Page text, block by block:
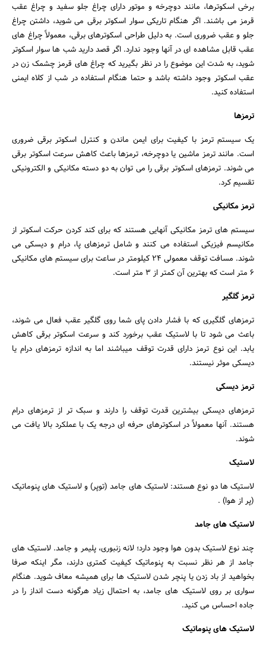
برخی اسکوترها، مانند دوچرخه و موتور دارای چراغ جلو سفید و چراغ عقب
قرمز می باشند. اگر هنگام تاریکی سوار اسکوتر برقی می شوید، داشتن چراغ
جلو و عقب ضروری است. به دلیل طراحی اسکوترهای برقی، معمولاً چراغ های
عقب قابل مشاهده ای در آنها وجود ندارد. اگر قصد دارید شب ها سوار اسکوتر
شوید، به شدت این موضوع را در نظر بگیرید که چراغ های قرمز چشمک زن در
عقب اسکوتر وجود داشته باشد و حتما هنگام استفاده در شب از کلاه ایمنی
استفاده کنید.
ترمزها
یک سیستم ترمز با کیفیت برای ایمن ماندن و کنترل اسکوتر برقی ضروری
است. مانند ترمز ماشین یا دوچرخه، ترمزها باعث کاهش سرعت اسکوتر برقی
می شوند. ترمزهای اسکوتر برقی را می توان به دو دسته مکانیکی و الکترونیکی
تقسیم کرد.
ترمز مکانیکی
سیستم های ترمز مکانیکی آنهایی هستند که برای کند کردن حرکت اسکوتر از
مکانیسم فیزیکی استفاده می کنند و شامل ترمزهای پا، درام و دیسکی می
شوند. مسافت توقف معمولی ۲۴ کیلومتر در ساعت برای سیستم های مکانیکی
۶ متر است که بهترین آن کمتر از ۳ متر است.
ترمز گلگیر
ترمزهای گلگیری که با فشار دادن پای شما روی گلگیر عقب فعال می شوند،
باعث می شود تا با لاستیک عقب برخورد کند و سرعت اسکوتر برقی کاهش
یابد. این نوع ترمز دارای قدرت توقف میباشند اما به اندازه ترمزهای درام یا
دیسکی موثر نیستند.
ترمز دیسکی
ترمزهای دیسکی بیشترین قدرت توقف را دارند و سبک تر از ترمزهای درام
هستند. آنها معمولاً در اسکوترهای حرفه ای درجه یک با عملکرد بالا یافت می
شوند.
لاستیک
لاستیک ها دو نوع هستند: لاستیک های جامد (توپر) و لاستیک های پنوماتیک
(پر از هوا) .
لاستیک های جامد
چند نوع لاستیک بدون هوا وجود دارد؛ لانه زنبوری، پلیمر و جامد. لاستیک های
جامد از هر نظر نسبت به پنوماتیک کیفیت کمتری دارند، مگر اینکه صرفا
بخواهید از باد زدن یا پنچر شدن لاستیک ها برای همیشه معاف شوید. هنگام
سواری بر روی لاستیک های جامد، به احتمال زیاد هرگونه دست انداز را در
جاده احساس می کنید.
لاستیک های پنوماتیک